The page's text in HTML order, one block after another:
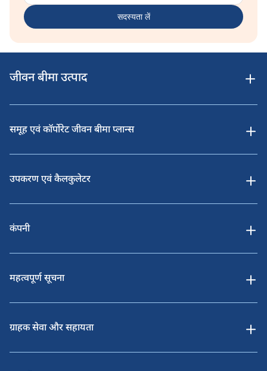
सदस्यता लें
जीवन बीमा उत्पाद
समूह एवं कॉर्पोरेट जीवन बीमा प्लान्स
उपकरण एवं कैलकुलेटर
कंपनी
महत्वपूर्ण सूचना
ग्राहक सेवा और सहायता